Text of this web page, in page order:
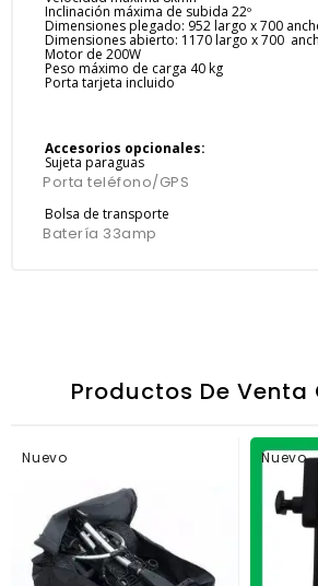
Inclinación máxima de subida 22º
Dimensiones plegado: 952 largo x 700
Dimensiones abierto: 1170 largo x 700
Motor de 200W
Peso máximo de carga 40 kg
Porta tarjeta incluido
Accesorios opcionales:
Sujeta paraguas
Porta teléfono/GPS
Bolsa de transporte
Batería 33amp
Productos De Venta
Nuevo Nuevo